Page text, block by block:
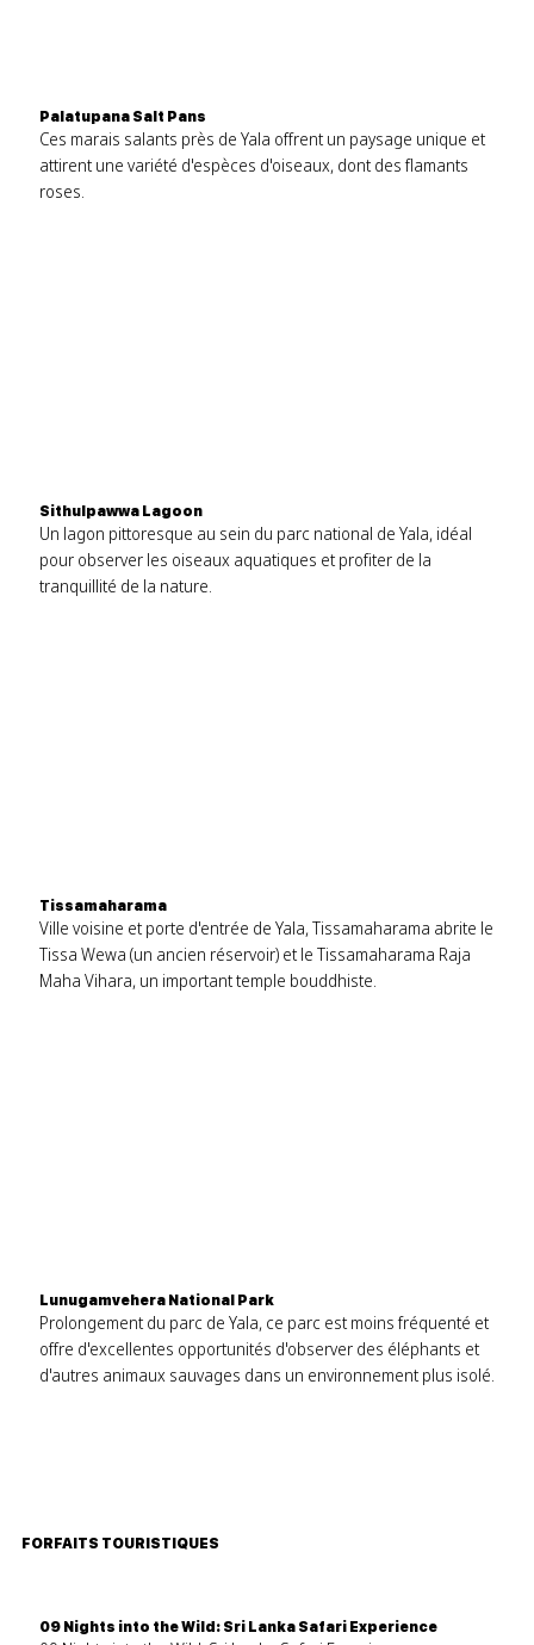
Palatupana Salt Pans
Ces marais salants près de Yala offrent un paysage unique et
attirent une variété d'espèces d'oiseaux, dont des flamants
roses.
Sithulpawwa Lagoon
Un lagon pittoresque au sein du parc national de Yala, idéal
pour observer les oiseaux aquatiques et profiter de la
tranquillité de la nature.
Tissamaharama
Ville voisine et porte d'entrée de Yala, Tissamaharama abrite le
Tissa Wewa (un ancien réservoir) et le Tissamaharama Raja
Maha Vihara, un important temple bouddhiste.
Lunugamvehera National Park
Prolongement du parc de Yala, ce parc est moins fréquenté et
offre d'excellentes opportunités d'observer des éléphants et
d'autres animaux sauvages dans un environnement plus isolé.
FORFAITS TOURISTIQUES
09 Nights into the Wild: Sri Lanka Safari Experience